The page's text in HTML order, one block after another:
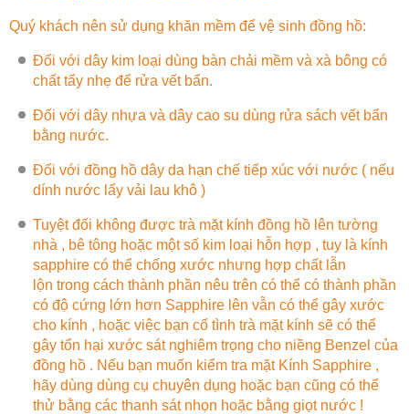
Quý khách nên sử dụng khăn mềm để vệ sinh đồng hồ:
Đối với dây kim loại dùng bàn chải mềm và xà bông có
chất tẩy nhẹ để rửa vết bẩn.
Đối với dây nhựa và dây cao su dùng rửa sách vết bẩn
bằng nước.
Đối với đồng hồ dây da hạn chế tiếp xúc với nước ( nếu
dính nước lấy vải lau khô )
Tuyệt đối không được trà mặt kính đồng hồ lên tường
nhà , bê tông hoặc một số kim loại hỗn hợp , tuy là kính
sapphire có thể chống xước nhưng hợp chất lẫn
lộn trong cách thành phần nêu trên có thể có thành phần
có độ cứng lớn hơn Sapphire lên vẫn có thể gây xước
cho kính , hoặc việc bạn cố tình trà mặt kính sẽ có thể
gây tổn hại xước sát nghiêm trọng cho niềng Benzel của
đồng hồ . Nếu bạn muốn kiểm tra mặt Kính Sapphire ,
hãy dùng dùng cụ chuyên dụng hoặc bạn cũng có thể
thử bằng các thanh sát nhọn hoặc bằng giọt nước !